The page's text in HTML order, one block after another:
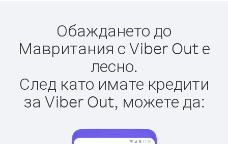
Обаждането до
Мавритания с Viber Out е
лесно.
След като имате кредити
за Viber Out, можете да: